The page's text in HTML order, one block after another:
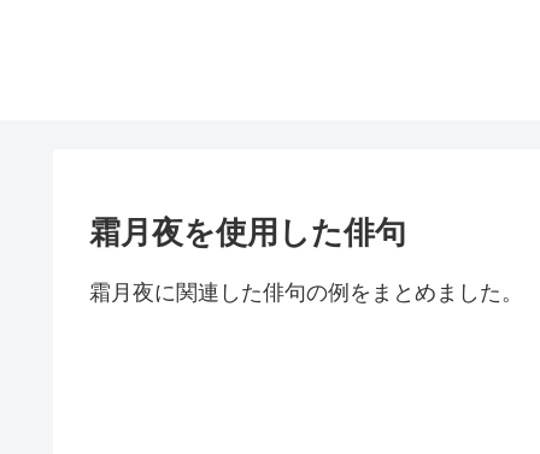
霜月夜を使用した俳句
霜月夜に関連した俳句の例をまとめました。